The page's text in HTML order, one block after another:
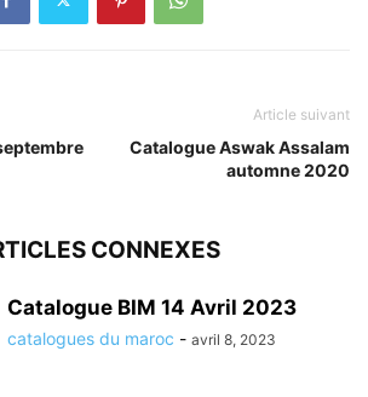
Article suivant
Catalogue Aswak Assalam
automne 2020
CONNEXES
Catalogue BIM 14 Avril 2023
catalogues du maroc - avril 8, 2023